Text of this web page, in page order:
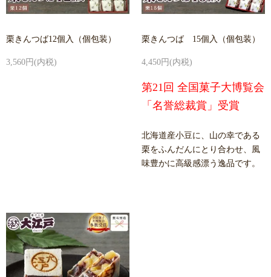
栗きんつば12個入（個包装）
3,560円(内税)
栗きんつば 15個入（個包装）
4,450円(内税)
第21回 全国菓子大博覧会
「名誉総裁賞」受賞
北海道産小豆に、山の幸である
栗をふんだんにとり合わせ、風
味豊かに高級感漂う逸品です。